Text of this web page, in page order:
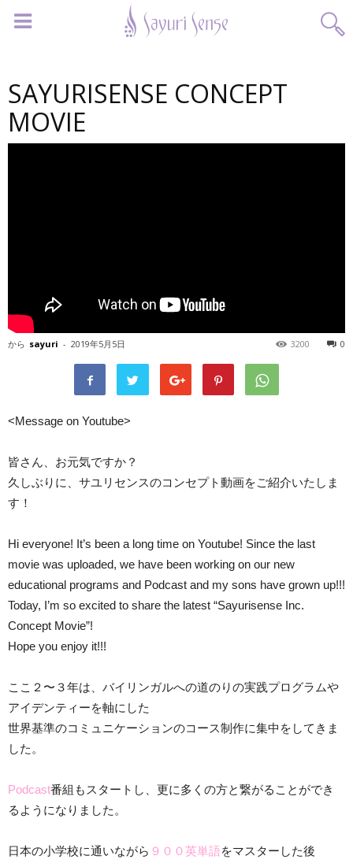
SAYURISENSE CONCEPT
MOVIE
から sayuri - 2019年5月5日 0
3200
<Message on Youtube>
皆さん、お元気ですか？
久しぶりに、サユリセンスのコンセプト動画をご紹介いたしま
す！
Hi everyone! It’s been a long time on Youtube! Since the last
movie was uploaded, we have been working on our new
educational programs and Podcast and my sons have grown up!!!
Today, I’m so excited to share the latest “Sayurisense Inc.
Concept Movie”!
Hope you enjoy it!!!
ここ２〜３年は、バイリンガルへの道のりの実践プログラムや
アイデンティーを軸にした
世界基準のコミュニケーションのコース制作に集中をしてきま
した。
Podcast番組もスタートし、更に多くの方と繋がることができ
るようになりました。
日本の小学校に通いながら ９００英単語をマスターした後